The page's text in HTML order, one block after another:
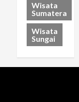
Wisata
Sumatera
Wisata
Sungai